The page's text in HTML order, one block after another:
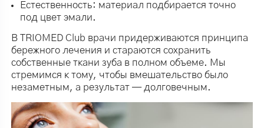
Естественность: материал подбирается точно
под цвет эмали.
В TRIOMED Club врачи придерживаются принципа
бережного лечения и стараются сохранить
собственные ткани зуба в полном объеме. Мы
стремимся к тому, чтобы вмешательство было
незаметным, а результат — долговечным.